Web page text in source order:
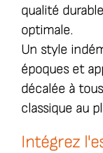
qualité
optimale.
Un style
époques et
décalée à
classique au
Intégrez